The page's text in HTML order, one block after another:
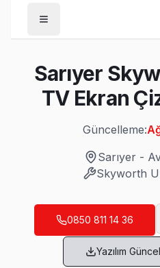
/Sarıyer
Skyworth
Son Güncelleme:Ağustos
Sarıyer'da
Ayazağa Skyworth
Ayazağa'de Skyworth
Sarıyer
TV Ekran
Güncelleme:
Sarıyer-
Skyworth
0850 811 14 36
Yazılım